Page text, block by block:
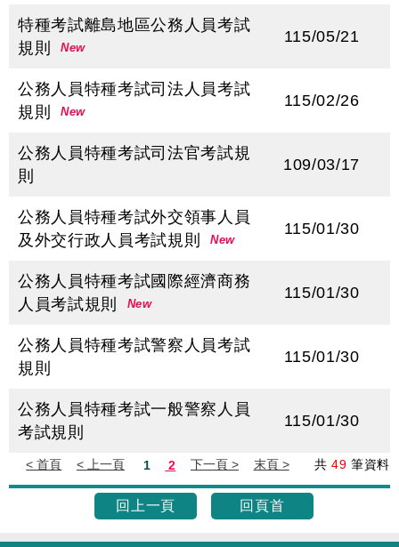
特種考試離島地區公務人員考試
規則
New
115/05/21
公務人員特種考試司法人員考試
規則
New
115/02/26
公務人員特種考試司法官考試規
則
109/03/17
公務人員特種考試外交領事人員
及外交行政人員考試規則
New
115/01/30
公務人員特種考試國際經濟商務
人員考試規則
New
115/01/30
公務人員特種考試警察人員考試
規則
115/01/30
公務人員特種考試一般警察人員
考試規則
115/01/30
目
共 49 筆資料
回上一頁 回頁首